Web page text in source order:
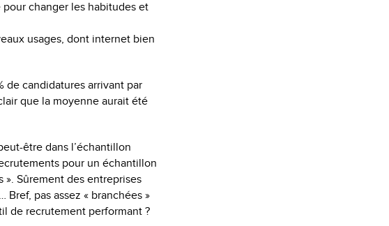
changer les habitudes et
usages, dont internet bien
de candidatures arrivant par
que la moyenne aurait été
être dans l’échantillon
pour un échantillon
». Sûrement des entreprises
Bref, pas assez « branchées »
de recrutement performant ?